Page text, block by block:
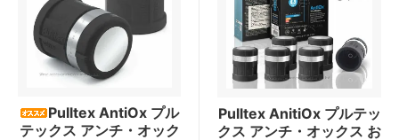
Pulltex AntiOx プル
テックス アンチ・オック
Pulltex AnitiOx プルテッ
クス アンチ・オックス お